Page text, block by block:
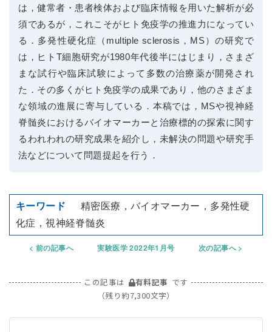
は，健常者・患者検体および臨床情報を用いた解析が必
須であるが，これこそがヒト免疫学の推進力になってい
る．多発性硬化症（multiple sclerosis，MS）の研究で
は，ヒトT細胞研究が1980年代後半にはじまり，さまざ
まな試行や臨床試験によって多数の治療薬が開発され
た．その多くがヒト免疫学の成果であり，他のさまざま
な領域の進展に寄与している．本稿では，MSや視神経
脊髄炎におけるバイオマーカーと治療標的の探索に関す
るわれわれの研究成果を紹介し，未解決の問題や研究手
法などについて問題提起を行う．
精密医療，バイオマーカー，多発性硬
化症，視神経脊髄炎
前の記事へ 実験医学 2022年1月号 次の記事へ
この記事は 有料記事 です
（残り約7,300文字）